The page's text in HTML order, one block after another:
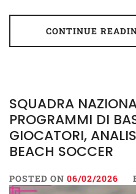
CONTINUE
SQUADRA
PROGRAMMI DI
GIOCATORI,
BEACH SOCCER
POSTED ON 06/02/2026